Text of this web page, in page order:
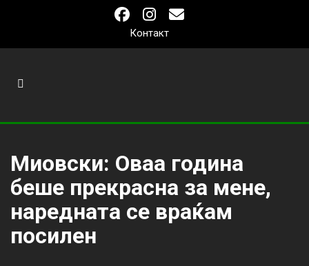
Контакт
Миовски: Оваа година
беше прекрасна за мене,
наредната се враќам
посилен